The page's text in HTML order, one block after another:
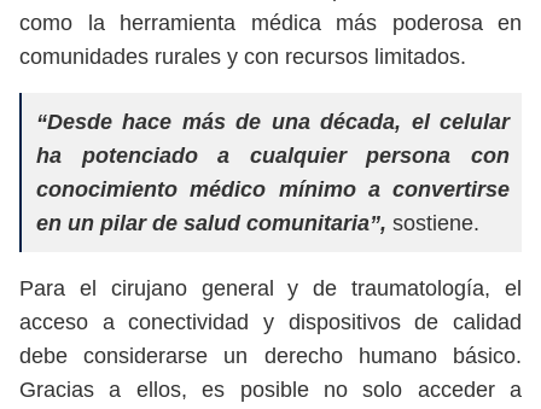
como la herramienta médica más poderosa en
comunidades rurales y con recursos limitados.
“Desde hace más de una década, el celular
ha potenciado a cualquier persona con
conocimiento médico mínimo a convertirse
en un pilar de salud comunitaria”, sostiene.
Para el cirujano general y de traumatología, el
acceso a conectividad y dispositivos de calidad
debe considerarse un derecho humano básico.
Gracias a ellos, es posible no solo acceder a